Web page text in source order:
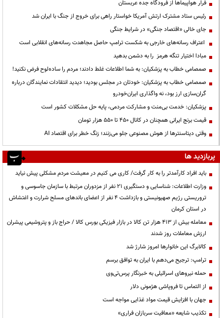
فرار هواپیماها از فرودگاه جده عربستان
رئیس ستاد مشترک ارتش آمریکا خواستار راهی برای خروج از جنگ با ایران شد
جای خالی «اقتصاد جنگی» در شرایط جنگی
اعتراف رسانه‌های خارجی به شکست ترامپ حاصل مجاهدت رسانه‌های انقلابی است
مبادا اختیار تنگه هرمز را به دشمن بدهید
صمصامی خطاب به پزشکیان: به شما اطلاعات غلط دادند؛ مردم را ساده‌لوح فرض نکنید!
صمصامی خطاب به پزشکیان: خودتان در مجلس بودید؛ دیدید انتقادات نمایندگان درباره
گران‌سازی ارز بود، نه واگذاری ایران‌خودرو
پزشکیان: خدمت بی‌منت و مشارکت مردمی، پایه حل مشکلات کشور است
قیمت‌ برنج ایرانی همچنان در کانال ۴۵۰ تا ۵۵۰ هزار تومان
وقتی دیتاسنترها از هوش مصنوعی جلو می‌زنند؛ زنگ خطر برای اقتصاد AI
پربازدید ها
باید افراد کارآمدتر را به کار گرفت/ کاری می کنیم در معیشت مردم مشکلی پیش نیاید
وزارت اطلاعات: شناسایی و دستگیری ۲۱ نفر از مزدوران مرتبط با سازمان جاسوسی و
تروریستی رژیم صهیونیستی و بازداشت ۴ نفر از اعضای باندهای مسلح شرارت و اغتشاش
در استان کرمان
معامله بیش از ۴۱۳ هزار تن کالا در بازار فیزیکی بورس کالا / حراج باز و پتروشیمی پیشران
ارزش معاملات روز شدند
کالابرگ این خانوارها امروز شارژ شد
ترامپ: ترجیح می‌دهم با ایران به توافق برسم
حمله نیروهای اسرائیلی به خبرنگار پرس‌تی‌وی
از التماس تا فروپاشی هژمونی دلار
جهان با افزایش قیمت مواد غذایی مواجه است
تکذیب شایعه «معافیت سربازان فراری»